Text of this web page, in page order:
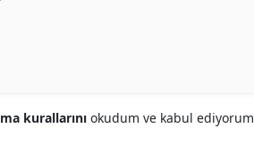
kurallarını okudum ve kabul ediyorum